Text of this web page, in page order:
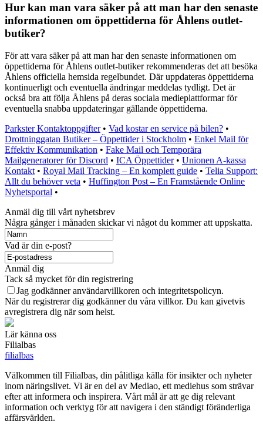
Hur kan man vara säker på att man har den senaste
informationen om öppettiderna för Åhlens outlet-
butiker?
För att vara säker på att man har den senaste informationen om
öppettiderna för Åhlens outlet-butiker rekommenderas det att besöka
Åhlens officiella hemsida regelbundet. Där uppdateras öppettiderna
kontinuerligt och eventuella ändringar meddelas tydligt. Det är
också bra att följa Åhlens på deras sociala medieplattformar för
eventuella snabba uppdateringar gällande öppettiderna.
Parkster Kontaktoppgifter• Vad kostar en service på bilen? •
Drottninggatan Butiker – Öppettider i Stockholm • Enkel Mail för
Effektiv Kommunikation • Fake Mail och Temporära
Mailgeneratorer för Discord • ICA Öppettider• Unionen A-kassa
Kontakt • Royal Mail Tracking – En komplett guide • Telia Support:
Allt du behöver veta • Huffington Post – En Framstående Online
Nyhetsportal •
Anmäl dig till vårt nyhetsbrev
Några gånger i månaden skickar vi något du kommer att uppskatta.
Vad är din e-post?
Anmäl dig
Tack så mycket för din registrering
Jag godkänner användarvillkoren och integritetspolicyn.
När du registrerar dig godkänner du våra villkor. Du kan givetvis
avregistrera dig när som helst.
Lär känna oss
Filialbas
filialbas
Välkommen till Filialbas, din pålitliga källa för insikter och nyheter
inom näringslivet. Vi är en del av Mediao, ett mediehus som strävar
efter att informera och inspirera. Vårt mål är att ge dig relevant
information och verktyg för att navigera i den ständigt föränderliga
affärsvärlden.